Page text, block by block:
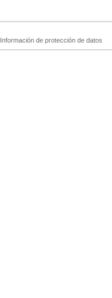
Información de protección de datos